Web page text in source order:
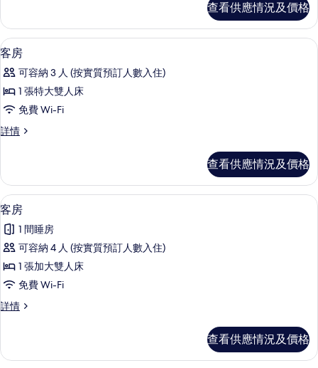
片
查看供應情況及價格
載
入
所
有
房
相
片
客房 | 浴室 | 免費梳洗用品、風筒、提
2
客房
可容納 3 人 (按實質預訂人數入住)
1 張特大雙人床
免費 Wi-Fi
詳情
客
查看供應情況及價格
載
入
所
有
客
的
片
客房 | 書桌、遮光窗簾/窗簾、隔音、
1
客房
1 間睡房
可容納 4 人 (按實質預訂人數入住)
1 張加大雙人床
免費 Wi-Fi
詳情
客
查看供應情況及價格